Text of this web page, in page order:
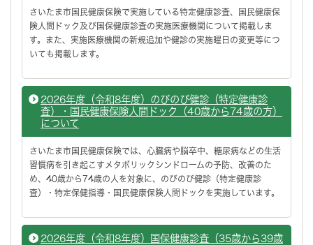
さいたま市国民健康保険で実施している特定健康診査、国民健康保
険人間ドック及び国保健康診査の実施医療機関について掲載しま
す。また、実施医療機関の新規追加や健診の実施曜日の変更等につ
いても掲載します。
2026年度（令和8年度）のびのび健診（特定健康診
査）・国民健康保険人間ドック（40歳から74歳の方）
について
さいたま市国民健康保険では、心臓病や脳卒中、糖尿病などの生活
習慣病を引き起こすメタボリックシンドロームの予防、改善のた
め、40歳から74歳の人を対象に、のびのび健診（特定健康診
査）・特定保健指導・国民健康保険人間ドックを実施しています。
2026年度（令和8年度）国保健康診査（35歳から39歳